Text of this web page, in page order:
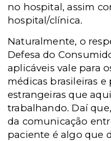
no hospital, assim
hospital/clínica.
Naturalmente, o
Defesa do
aplicáveis vale para
médicas brasileiras e
estrangeiras que
trabalhando. Daí
da comunicação
paciente é algo que